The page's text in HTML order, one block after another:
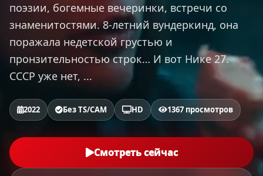
поэзии, богемные вечеринки, встречи со
знаменитостями. 8-летний вундеркинд, она
поражала недетской грустью и
пронзительностью строк… И вот Нике 27.
СССР уже нет, ...
2022 Без TS/CAM HD 1367 просмотров
Смотреть сейчас